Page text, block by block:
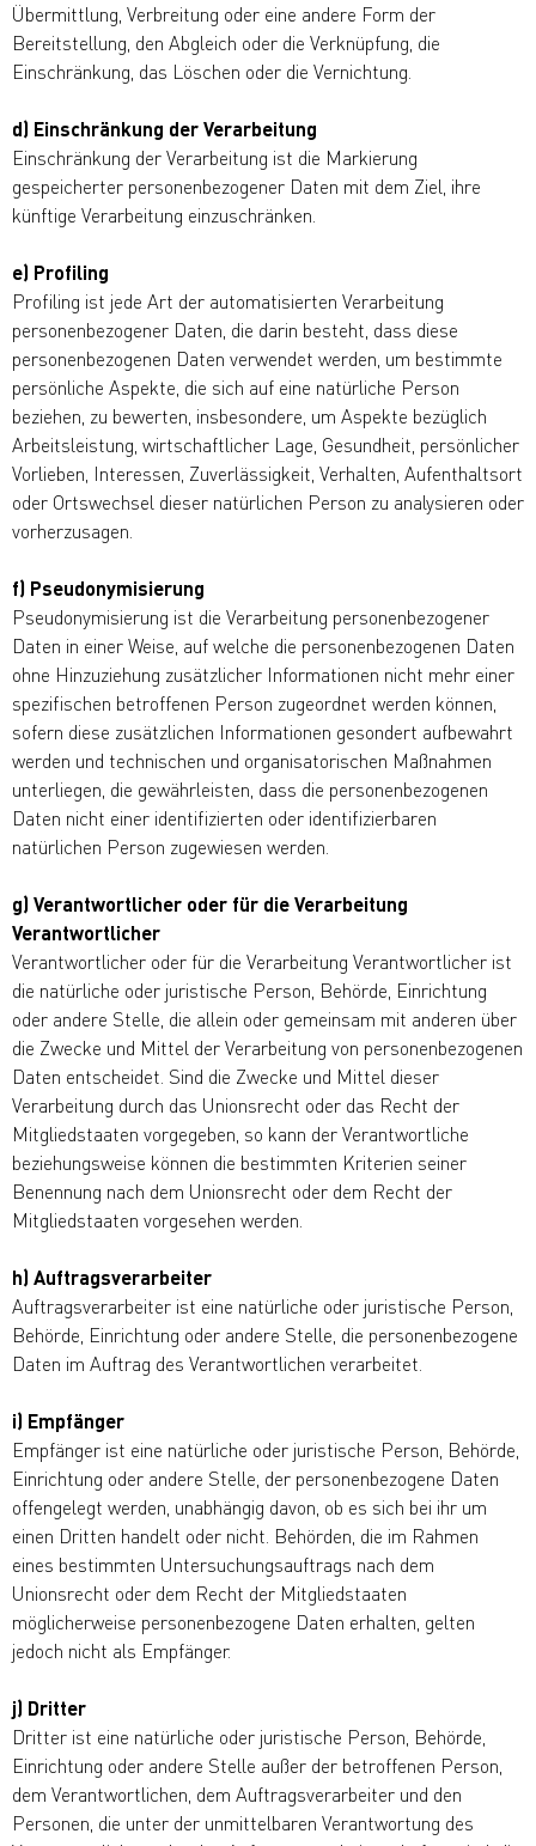
Übermittlung, Verbreitung oder eine andere Form der
Bereitstellung, den Abgleich oder die Verknüpfung, die
Einschränkung, das Löschen oder die Vernichtung.
d) Einschränkung der Verarbeitung
Einschränkung der Verarbeitung ist die Markierung
gespeicherter personenbezogener Daten mit dem Ziel, ihre
künftige Verarbeitung einzuschränken.
e) Profiling
Profiling ist jede Art der automatisierten Verarbeitung
personenbezogener Daten, die darin besteht, dass diese
personenbezogenen Daten verwendet werden, um bestimmte
persönliche Aspekte, die sich auf eine natürliche Person
beziehen, zu bewerten, insbesondere, um Aspekte bezüglich
Arbeitsleistung, wirtschaftlicher Lage, Gesundheit, persönlicher
Vorlieben, Interessen, Zuverlässigkeit, Verhalten, Aufenthaltsort
oder Ortswechsel dieser natürlichen Person zu analysieren oder
vorherzusagen.
f) Pseudonymisierung
Pseudonymisierung ist die Verarbeitung personenbezogener
Daten in einer Weise, auf welche die personenbezogenen Daten
ohne Hinzuziehung zusätzlicher Informationen nicht mehr einer
spezifischen betroffenen Person zugeordnet werden können,
sofern diese zusätzlichen Informationen gesondert aufbewahrt
werden und technischen und organisatorischen Maßnahmen
unterliegen, die gewährleisten, dass die personenbezogenen
Daten nicht einer identifizierten oder identifizierbaren
natürlichen Person zugewiesen werden.
g) Verantwortlicher oder für die Verarbeitung
Verantwortlicher
Verantwortlicher oder für die Verarbeitung Verantwortlicher ist
die natürliche oder juristische Person, Behörde, Einrichtung
oder andere Stelle, die allein oder gemeinsam mit anderen über
die Zwecke und Mittel der Verarbeitung von personenbezogenen
Daten entscheidet. Sind die Zwecke und Mittel dieser
Verarbeitung durch das Unionsrecht oder das Recht der
Mitgliedstaaten vorgegeben, so kann der Verantwortliche
beziehungsweise können die bestimmten Kriterien seiner
Benennung nach dem Unionsrecht oder dem Recht der
Mitgliedstaaten vorgesehen werden.
h) Auftragsverarbeiter
Auftragsverarbeiter ist eine natürliche oder juristische Person,
Behörde, Einrichtung oder andere Stelle, die personenbezogene
Daten im Auftrag des Verantwortlichen verarbeitet.
i) Empfänger
Empfänger ist eine natürliche oder juristische Person, Behörde,
Einrichtung oder andere Stelle, der personenbezogene Daten
offengelegt werden, unabhängig davon, ob es sich bei ihr um
einen Dritten handelt oder nicht. Behörden, die im Rahmen
eines bestimmten Untersuchungsauftrags nach dem
Unionsrecht oder dem Recht der Mitgliedstaaten
möglicherweise personenbezogene Daten erhalten, gelten
jedoch nicht als Empfänger.
j) Dritter
Dritter ist eine natürliche oder juristische Person, Behörde,
Einrichtung oder andere Stelle außer der betroffenen Person,
dem Verantwortlichen, dem Auftragsverarbeiter und den
Personen, die unter der unmittelbaren Verantwortung des